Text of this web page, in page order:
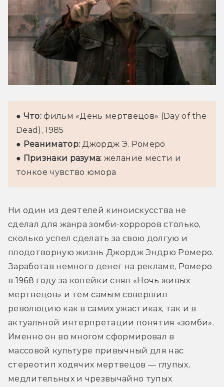
● Что: фильм «День мертвецов» (Day of the
Dead), 1985
● Реаниматор: Джордж Э. Ромеро
● Признаки разума: желание мести и
тонкое чувство юмора
Ни один из деятелей киноискусства не
сделал для жанра зомби-хорроров столько,
сколько успел сделать за свою долгую и
плодотворную жизнь Джордж Эндрю Ромеро.
Заработав немного денег на рекламе, Ромеро
в 1968 году за копейки снял «Ночь живых
мертвецов» и тем самым совершил
революцию как в самих ужастиках, так и в
актуальной интерпретации понятия «зомби».
Именно он во многом сформировал в
массовой культуре привычный для нас
стереотип ходячих мертвецов — глупых,
медлительных и чрезвычайно тупых